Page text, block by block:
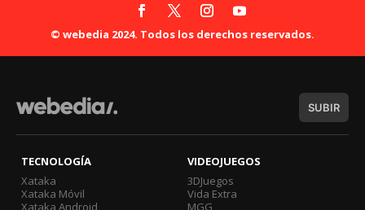
© webedia 2024. Todos los derechos reservados.
SUBIR
TECNOLOGÍA
Xataka
Xataka Móvil
Xataka Android
VIDEOJUEGOS
3DJuegos
Vida Extra
MGG